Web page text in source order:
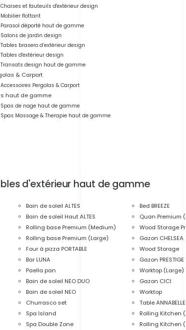
Chaises et fauteuils d'extérieur design
Mobilier flottant
Parasol déporté haut de gamme
Salons de jardin design
Tables brasero d’extérieur design
Tables d'extérieur design
Transats design haut de gamme
& Carport
Accessoires Pergolas & Carport
haut de gamme
Spas de nage haut de gamme
Spas Massage & Therapie haut de gamme
d'extérieur haut de gamme
Bain de soleil ALTES
Bain de soleil Haut ALTES
Rolling base Premium (Medium)
Rolling base Premium (Large)
Four à pizza PORTABLE
Bar LUNA
Paella pan
Bain de soleil NEO DUO
Bain de soleil NEO
Churrasco set
Spa Island
Spa Double Zone
Bed BREEZE
Quan Premium
Wood Storage
Gazon CHELSEA
Wood Storage
Gazon PRESTIGE
Worktop (Large)
Gazon CICI
Worktop
Table ANNABELLE
Rolling Kitchen
Rolling Kitchen